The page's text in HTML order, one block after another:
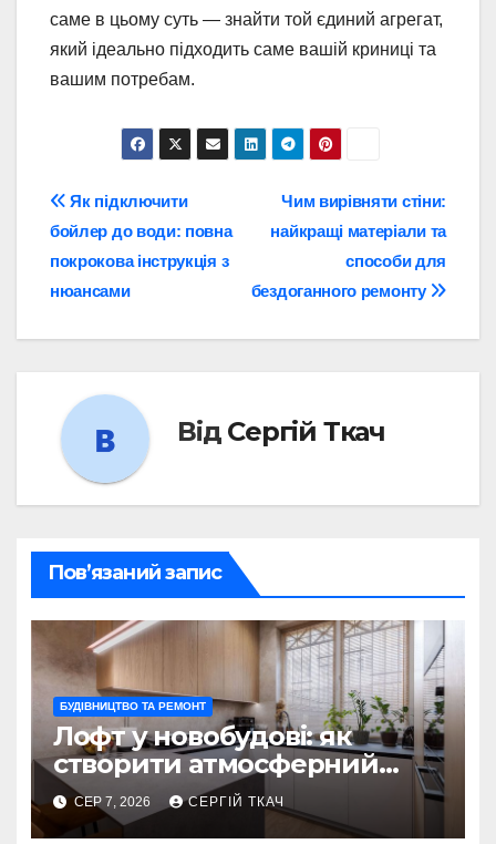
саме в цьому суть — знайти той єдиний агрегат,
який ідеально підходить саме вашій криниці та
вашим потребам.
Навігація
записів
Чим вирівняти стіни:
найкращі матеріали та
способи для
бездоганного ремонту
Як підключити
бойлер до води: повна
покрокова інструкція з
нюансами
Від Сергій Ткач
Пов’язаний запис
БУДІВНИЦТВО ТА РЕМОНТ
Лофт у новобудові: як
створити атмосферний
інтер’єр без
перепланування
СЕР 7, 2026 СЕРГІЙ ТКАЧ